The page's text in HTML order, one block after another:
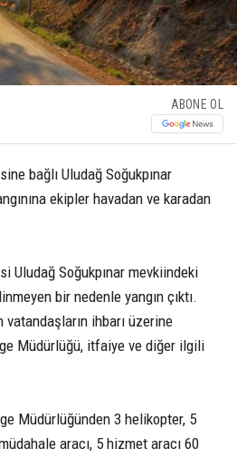
ABONE OL
bağlı Uludağ Soğukpınar
ekipler havadan ve karadan
Uludağ Soğukpınar mevkiindeki
bir nedenle yangın çıktı.
vatandaşların ihbarı üzerine
Müdürlüğü, itfaiye ve diğer ilgili
Müdürlüğünden 3 helikopter, 5
aracı, 5 hizmet aracı 60